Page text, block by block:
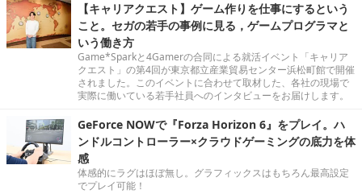
【キャリアクエスト】ゲーム作りを仕事にするという
こと。セガの若手の事例に見る，ゲームプログラマと
いう働き方
Game*Sparkと4Gamerの合同による就活イベント「キャリア
クエスト」の第4回が東京都立産業貿易センター浜松町館で開催
されました。このイベントに合わせて取材した、各社の現場で
実際に働いている若手社員へのインタビューをお届けします。
GeForce NOWで『Forza Horizon 6』をプレイ。ハ
ンドルコントローラー×クラウドゲーミングの底力を体
感
体感的にラグはほぼ無し。グラフィックスはもちろん最高設定
でプレイ可能！